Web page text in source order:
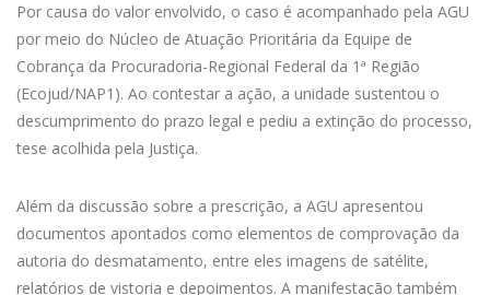
Por causa do valor envolvido, o caso é acompanhado pela AGU
por meio do Núcleo de Atuação Prioritária da Equipe de
Cobrança da Procuradoria-Regional Federal da 1ª Região
(Ecojud/NAP1). Ao contestar a ação, a unidade sustentou o
descumprimento do prazo legal e pediu a extinção do processo,
tese acolhida pela Justiça.
Além da discussão sobre a prescrição, a AGU apresentou
documentos apontados como elementos de comprovação da
autoria do desmatamento, entre eles imagens de satélite,
relatórios de vistoria e depoimentos. A manifestação também